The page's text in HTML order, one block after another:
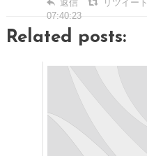
返信 リツイート
07:40:23
Related posts: